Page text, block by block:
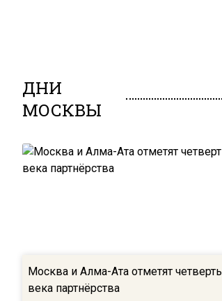
ДНИ
МОСКВЫ
Москва и Алма-Ата отметят четверть
века партнёрства